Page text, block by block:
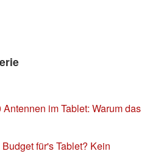
Antennen im Tablet: Warum das
für's Tablet? Kein